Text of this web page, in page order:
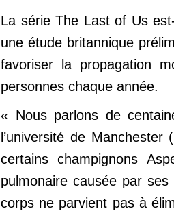
La série The Last of Us
une étude britannique
favoriser la propagation
personnes chaque année.
« Nous parlons de
l’université de
certains champignons
pulmonaire causée par
corps ne parvient pas à